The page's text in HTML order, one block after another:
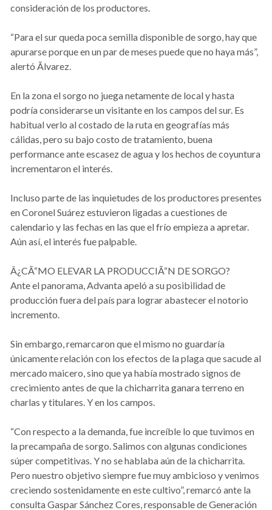
consideración de los productores.
“Para el sur queda poca semilla disponible de sorgo, hay que
apurarse porque en un par de meses puede que no haya más”,
alertó Ãlvarez.
En la zona el sorgo no juega netamente de local y hasta
podría considerarse un visitante en los campos del sur. Es
habitual verlo al costado de la ruta en geografías más
cálidas, pero su bajo costo de tratamiento, buena
performance ante escasez de agua y los hechos de coyuntura
incrementaron el interés.
Incluso parte de las inquietudes de los productores presentes
en Coronel Suárez estuvieron ligadas a cuestiones de
calendario y las fechas en las que el frío empieza a apretar.
Aún así, el interés fue palpable.
Â¿CÃ“MO ELEVAR LA PRODUCCIÃ“N DE SORGO?
Ante el panorama, Advanta apeló a su posibilidad de
producción fuera del país para lograr abastecer el notorio
incremento.
Sin embargo, remarcaron que el mismo no guardaría
únicamente relación con los efectos de la plaga que sacude al
mercado maicero, sino que ya había mostrado signos de
crecimiento antes de que la chicharrita ganara terreno en
charlas y titulares. Y en los campos.
“Con respecto a la demanda, fue increíble lo que tuvimos en
la precampaña de sorgo. Salimos con algunas condiciones
súper competitivas. Y no se hablaba aún de la chicharrita.
Pero nuestro objetivo siempre fue muy ambicioso y venimos
creciendo sostenidamente en este cultivo”, remarcó ante la
consulta Gaspar Sánchez Cores, responsable de Generación